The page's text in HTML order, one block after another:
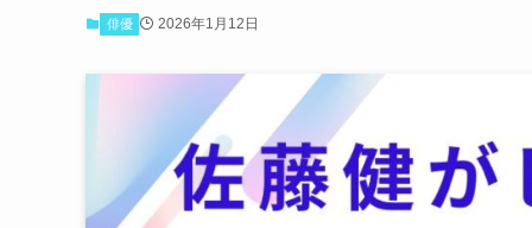
俳優 2026年1月12日